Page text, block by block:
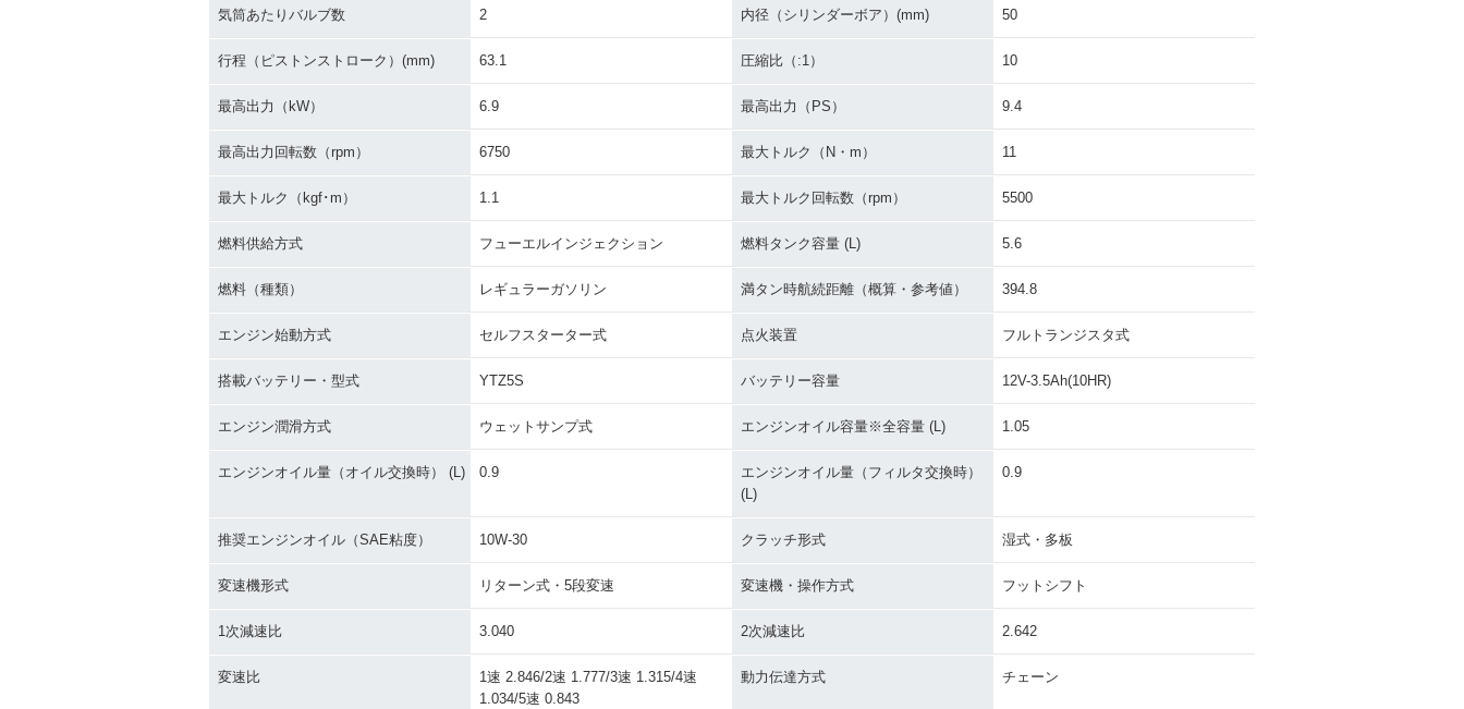
気筒あたりバルブ数 2 内径（シリンダーボア）(mm) 50
行程（ピストンストローク）(mm) 63.1 圧縮比（:1） 10
最高出力（kW） 6.9 最高出力（PS） 9.4
最高出力回転数（rpm） 6750 最大トルク（N・m） 11
最大トルク（kgf･m） 1.1 最大トルク回転数（rpm） 5500
燃料供給方式 フューエルインジェクション 燃料タンク容量 (L) 5.6
燃料（種類） レギュラーガソリン 満タン時航続距離（概算・参考値） 394.8
エンジン始動方式 セルフスターター式 点火装置 フルトランジスタ式
搭載バッテリー・型式 YTZ5S バッテリー容量 12V-3.5Ah(10HR)
エンジン潤滑方式 ウェットサンプ式 エンジンオイル容量※全容量 (L) 1.05
エンジンオイル量（オイル交換時） (L) 0.9
エンジンオイル量（フィルタ交換時）
(L)
0.9
推奨エンジンオイル（SAE粘度） 10W-30 クラッチ形式 湿式・多板
変速機形式 リターン式・5段変速 変速機・操作方式 フットシフト
1次減速比 3.040 2次減速比 2.642
変速比
1速 2.846/2速 1.777/3速 1.315/4速
1.034/5速 0.843
動力伝達方式 チェーン